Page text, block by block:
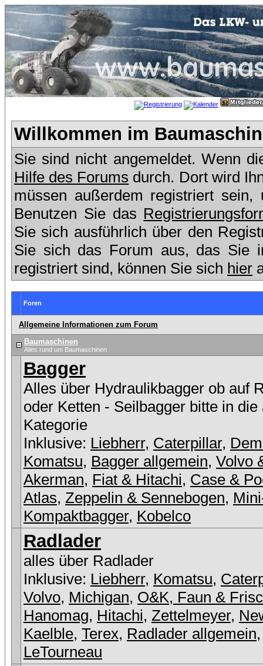
Willkommen im
Sie sind nicht angemeldet. Wenn
Hilfe des Forums durch. Dort wird
müssen außerdem registriert
Benutzen Sie das
Sie sich ausführlich über den
Sie sich das Forum aus, das Sie
registriert sind, können Sie sich hier
Foren
Allgemeine Informationen zum Forum
Baumaschinen
Alles rund um Baumaschinen
Bagger
Alles über Hydraulikbagger ob auf
oder Ketten - Seilbagger bitte in die
Kategorie
Inklusive: Liebherr, Caterpillar,
Komatsu, Bagger allgemein, Volvo
Akerman, Fiat & Hitachi, Case &
Atlas, Zeppelin & Sennebogen,
Kompaktbagger, Kobelco
Radlader
alles über Radlader
Inklusive: Liebherr, Komatsu,
Volvo, Michigan, O&K, Faun &
Hanomag, Hitachi, Zettelmeyer,
Kaelble, Terex, Radlader allgemein,
LeTourneau